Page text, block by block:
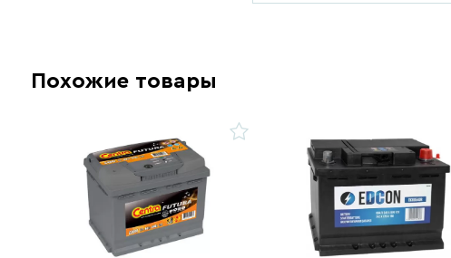
Похожие товары